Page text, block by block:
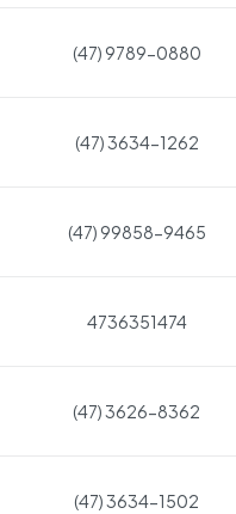
(47) 9789-0880
(47) 3634-1262
(47) 99858-9465
4736351474
(47) 3626-8362
(47) 3634-1502